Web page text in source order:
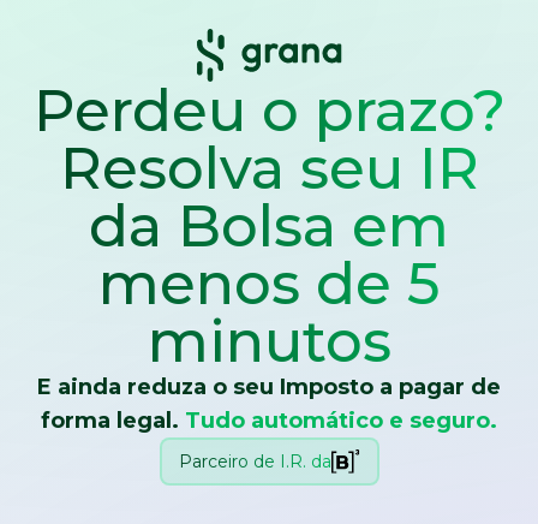
Perdeu o prazo?
Resolva seu IR
da Bolsa em
menos de 5
minutos
E ainda reduza o seu Imposto a pagar de
forma legal. Tudo automático e seguro.
Parceiro de I.R. da